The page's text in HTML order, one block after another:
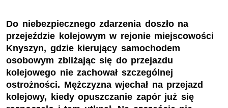
Do niebezpiecznego zdarzenia doszło na
przejeździe kolejowym w rejonie miejscowości
Knyszyn, gdzie kierujący samochodem
osobowym zbliżając się do przejazdu
kolejowego nie zachował szczególnej
ostrożności. Mężczyzna wjechał na przejazd
kolejowy, kiedy opuszczanie zapór już się